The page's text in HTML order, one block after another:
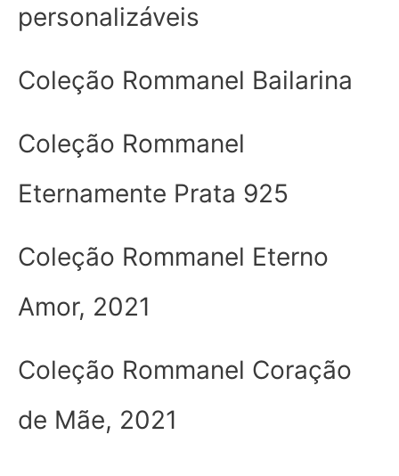
personalizáveis
Coleção Rommanel Bailarina
Coleção Rommanel
Eternamente Prata 925
Coleção Rommanel Eterno
Amor, 2021
Coleção Rommanel Coração
de Mãe, 2021